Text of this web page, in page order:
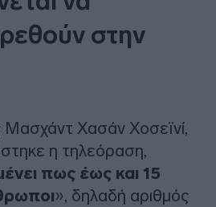
στην
Χασάν Χοσεϊνί,
η τηλεόραση,
πως έως και 15
», δηλαδή αριθμός